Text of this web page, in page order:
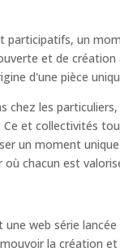
participatifs, un
et de création
d'une pièce
chez les particuliers
Ce et collectivités
un moment
où chacun est
web série
la création